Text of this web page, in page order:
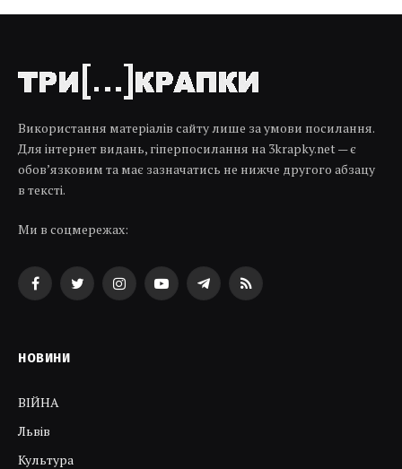
Використання матеріалів сайту лише за умови посилання.
Для інтернет видань, гіперпосилання на 3krapky.net — є
обов’язковим та має зазначатись не нижче другого абзацу
в тексті.
Ми в соцмережах:
FacebookTwitterInstagramYouTubeTelegramRSS
НОВИНИ
ВІЙНА
Львів
Культура